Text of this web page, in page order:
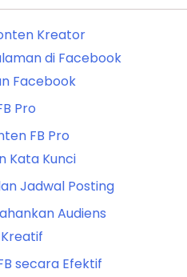
Kreator
di Facebook
Facebook
Pro
FB Pro
Kata Kunci
Jadwal Posting
Audiens
secara Efektif